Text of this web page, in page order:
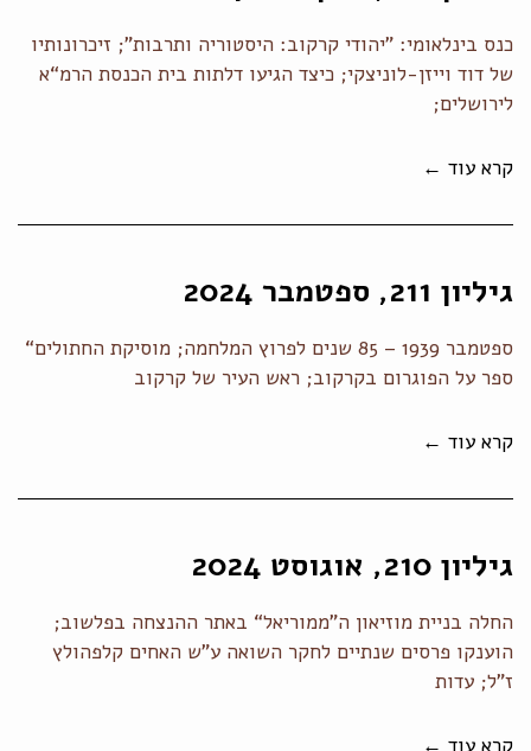
כנס בינלאומי: "יהודי קרקוב: היסטוריה ותרבות"; זיכרונותיו
של דוד וייזן-לוניצקי; כיצד הגיעו דלתות בית הכנסת הרמ“א
לירושלים;
קרא עוד ←
גיליון 211, ספטמבר 2024
ספטמבר 1939 – 85 שנים לפרוץ המלחמה; מוסיקת החתולים“
ספר על הפוגרום בקרקוב; ראש העיר של קרקוב
קרא עוד ←
גיליון 210, אוגוסט 2024
החלה בניית מוזיאון ה”ממוריאל“ באתר ההנצחה בפלשוב;
הוענקו פרסים שנתיים לחקר השואה ע"ש האחים קלפהולץ
ז"ל; עדות